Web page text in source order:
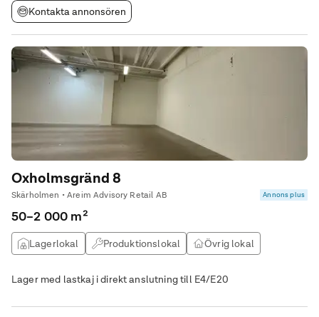
Kontakta annonsören
Oxholmsgränd 8
Skärholmen • Areim Advisory Retail AB Annons plus
50–2 000 m²
Lagerlokal Produktionslokal
Övrig lokal
Lager med lastkaj i direkt anslutning till E4/E20